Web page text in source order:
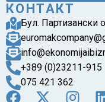
КОНТАКТ
Бул. Партизански
+389 (0)23211-915
075 421 362